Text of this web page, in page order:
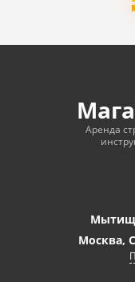
Аренда
Москва,